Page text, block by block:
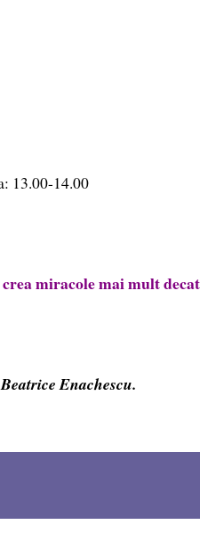
13.00-14.00
miracole mai mult
Enachescu.